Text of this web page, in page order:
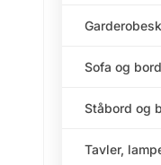
Sofa og bord
Ståbord og
Tavler,